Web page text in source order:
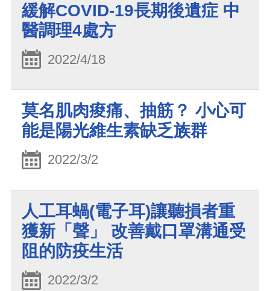
緩解COVID-19長期後遺症 中
醫調理4處方
2022/4/18
莫名肌肉痠痛、抽筋？ 小心可
能是陽光維生素缺乏族群
2022/3/2
人工耳蝸(電子耳)讓聽損者重
獲新「聲」 改善戴口罩溝通受
阻的防疫生活
2022/3/2